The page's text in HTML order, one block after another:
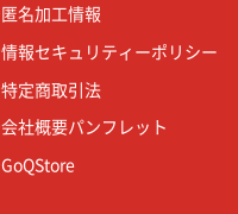
匿名加工情報
情報セキュリティーポリシー
特定商取引法
会社概要パンフレット
GoQStore